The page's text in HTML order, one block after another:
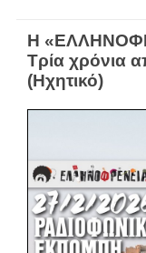
Η
Τρία χρόνια
(Ηχητικό)